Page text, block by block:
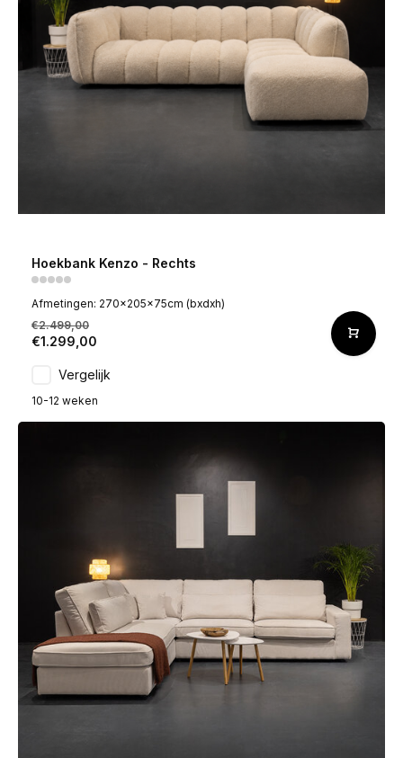
Hoekbank Kenzo - Rechts
Afmetingen: 270x205x75cm (bxdxh)
€2.499,00
€1.299,00
Vergelijk
10-12 weken